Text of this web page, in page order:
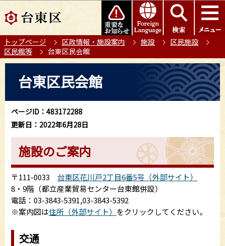
の
ー
ジ
このページの本文へ移動
トップページ 区政情報・施設案内 施設
区民施設
区民館等
台東区民会館
か
台東区民会館
ページID：483172288
更新日：2022年6月28日
施設のご案内
〒111-0033 台東区花川戸2丁目6番5号（外部サイト）
8・9階（都立産業貿易センター台東館併設）
電話：03-3843-5391,03-3843-5392
※案内図は住所（外部サイト） をクリックしてください。
交通